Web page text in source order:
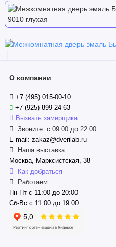
О компании
+7 (495) 015-00-10
+7 (925) 899-24-63
Вызвать замерщика
Звоните: с 09:00 до 22:00
E-mail: zakaz@dverilab.ru
Наша выставка:
Москва, Марксистская, 38
Как добраться
Работаем:
Пн-Пт с 11:00 до 20:00
Сб-Вс с 11:00 до 19:00